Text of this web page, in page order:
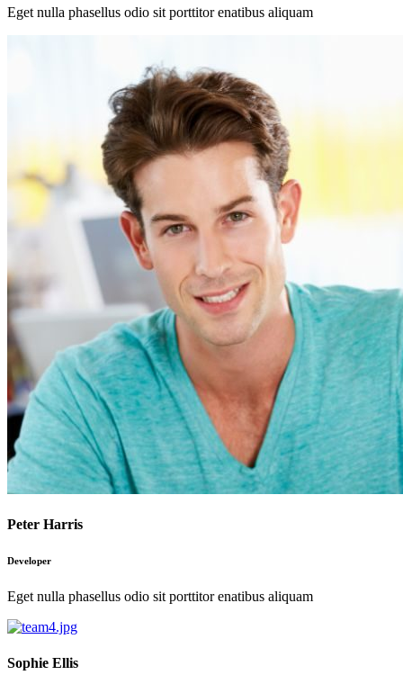
Eget nulla phasellus odio sit porttitor enatibus aliquam
Peter Harris
Developer
Eget nulla phasellus odio sit porttitor enatibus aliquam
Sophie Ellis